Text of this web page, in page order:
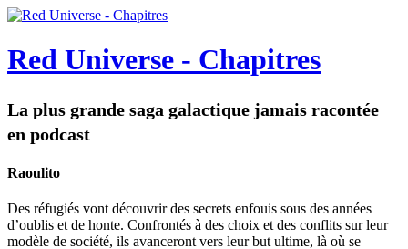
Red Universe - Chapitres
La plus grande saga galactique jamais racontée
en podcast
Raoulito
Des réfugiés vont découvrir des secrets enfouis sous des années
d’oublis et de honte. Confrontés à des choix et des conflits sur leur
modèle de société, ils avanceront vers leur but ultime, là où se